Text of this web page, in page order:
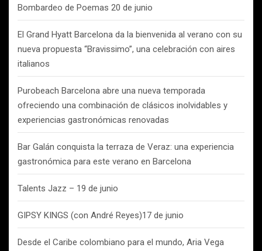
Bombardeo de Poemas 20 de junio
El Grand Hyatt Barcelona da la bienvenida al verano con su
nueva propuesta “Bravissimo”, una celebración con aires
italianos
Purobeach Barcelona abre una nueva temporada
ofreciendo una combinación de clásicos inolvidables y
experiencias gastronómicas renovadas
Bar Galán conquista la terraza de Veraz: una experiencia
gastronómica para este verano en Barcelona
Talents Jazz – 19 de junio
GIPSY KINGS (con André Reyes)17 de junio
Desde el Caribe colombiano para el mundo, Aria Vega